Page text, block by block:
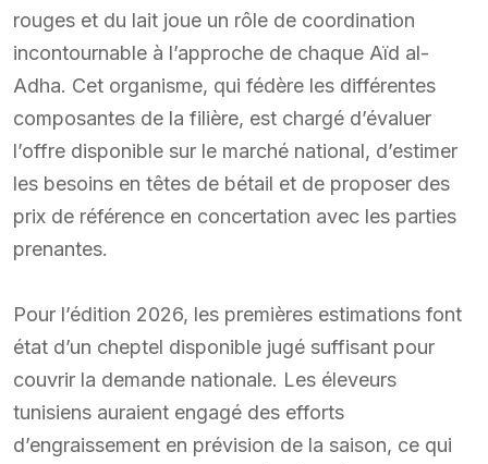
rouges et du lait joue un rôle de coordination
incontournable à l’approche de chaque Aïd al-
Adha. Cet organisme, qui fédère les différentes
composantes de la filière, est chargé d’évaluer
l’offre disponible sur le marché national, d’estimer
les besoins en têtes de bétail et de proposer des
prix de référence en concertation avec les parties
prenantes.
Pour l’édition 2026, les premières estimations font
état d’un cheptel disponible jugé suffisant pour
couvrir la demande nationale. Les éleveurs
tunisiens auraient engagé des efforts
d’engraissement en prévision de la saison, ce qui